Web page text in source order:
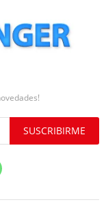
SUSCRIBIRME